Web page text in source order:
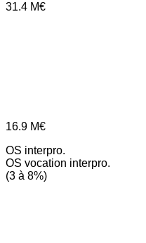
31.4 M€
16.9 M€
OS interpro.
OS vocation interpro.
(3 à 8%)